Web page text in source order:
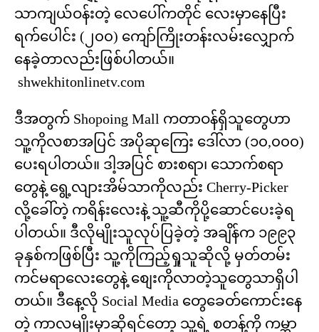
သာကျယ်ဝန်းတဲ့ လေပေါ်ကတိုင် လေးမှာနေပြီး
ရက်ပေါင်း (၂၀၀) ကျော်ကြိုးတန်းလမ်းလျှောက်
နေခဲ့တာလည်းဖြစ်ပါတယ်။
shwekhitonlinetv.com
ဒီအတွက် Shopoing Mall ကတာဝန်ရှိသူတွေဟာ
သူ့ကိုလစာအပြင် အပိုဆုကြေး ဒေါ်လာ (၁၀,၀၀၀)
ပေးရပါတယ်။ ဒါ့အပြင် စားစရာ၊ သောက်စရာ
တွေနဲ့ ရွေ့လျားအိမ်သာကိုလည်း Cherry-Picker
လို့ခေါ်တဲ့ ကရိန်းလေးနဲ့ သူ့ဆီကိုပို့ဆောင်ပေးခဲ့ရ
ပါတယ်။ ဒီလိုမျိုးသူလုပ်ပြခဲ့တဲ့ အချိန်က ၁၉၉၃
ခုနှစ်ကဖြစ်ပြီး သူ့ကိုကြည့်ရှုသူဆိုလို့ မှတ်တမ်း
ကင်မရာလေးတွေနဲ့ စျေးကိုလာတဲ့သူတွေသာရှိပါ
တယ်။ ဒီနေ့လို Social Media တွေခေတ်ကောင်းနေ
တဲ့ ကာလမျိုးမှာဆိုရင်တော့ သူ့ရဲ့ စတန့်ကို ကမ္ဘာ